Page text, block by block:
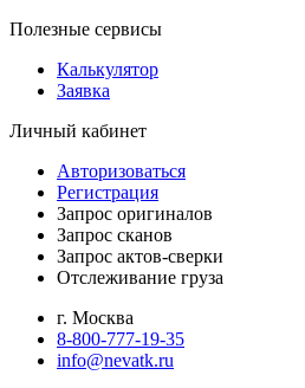
Полезные сервисы
Калькулятор
Заявка
Личный кабинет
Авторизоваться
Регистрация
Запрос оригиналов
Запрос сканов
Запрос актов-сверки
Отслеживание груза
г. Москва
8-800-777-19-35
info@nevatk.ru